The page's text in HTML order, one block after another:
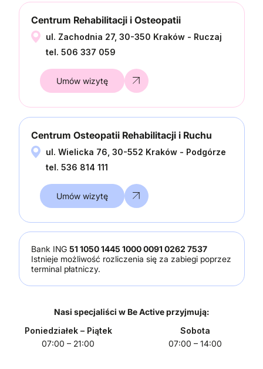
Centrum Rehabilitacji i Osteopatii
ul. Zachodnia 27, 30-350 Kraków - Ruczaj
tel. 506 337 059
Umów wizytę
Centrum Osteopatii Rehabilitacji i Ruchu
ul. Wielicka 76, 30-552 Kraków - Podgórze
tel. 536 814 111
Umów wizytę
Bank ING 51 1050 1445 1000 0091 0262 7537
Istnieje możliwość rozliczenia się za zabiegi poprzez
terminal płatniczy.
Nasi specjaliści w Be Active przyjmują:
Poniedziałek – Piątek
07:00 – 21:00
Sobota
07:00 – 14:00